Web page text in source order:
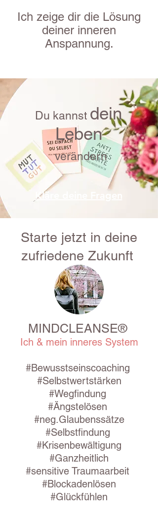
Ich zeige dir die Lösung
deiner inneren
Anspannung.
Du kannst dein
Leben
verändern
Kläre deine Fragen
Starte jetzt in deine
zufriedene Zukunft
MINDCLEANSE®
Ich & mein inneres System
#Bewusstseinscoaching
#Selbstwertstärken
#Wegfindung
#Ängstelösen
#neg.Glaubenssätze
#Selbstfindung
#Krisenbewältigung
#Ganzheitlich
#sensitive Traumaarbeit
#Blockadenlösen
#Glückfühlen